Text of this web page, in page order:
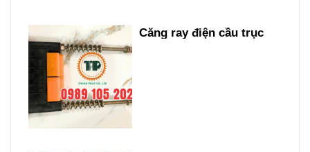
Căng ray điện cầu trục